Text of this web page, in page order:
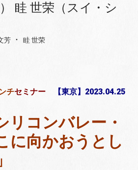
） 眭 世荣（スイ・シ
芳 眭 世荣
チセミナー 【東京】2023.04.25
リコンバレー・
に向かおうとし